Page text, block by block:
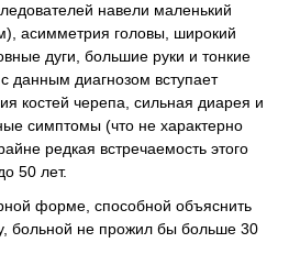
навели маленький
асимметрия головы, широкий
дуги, большие руки и тонкие
данным диагнозом вступает
костей черепа, сильная диарея и
симптомы (что не характерно
редкая встречаемость этого
50 лет.
форме, способной объяснить
больной не прожил бы больше 30